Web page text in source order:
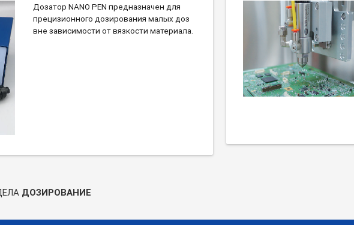
Дозатор NANO PEN предназначен для
прецизионного дозирования малых доз
вне зависимости от вязкости материала.
ДОЗИРОВАНИЕ